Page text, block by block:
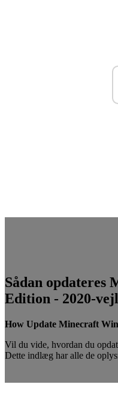
Sådan opdateres
Edition - 2020-
How Update Minecraft
Vil du vide, hvordan du
Dette indlæg har alle de